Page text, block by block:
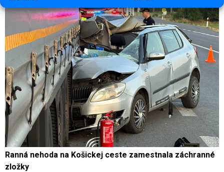
Ranná nehoda na Košickej ceste zamestnala záchranné
zložky